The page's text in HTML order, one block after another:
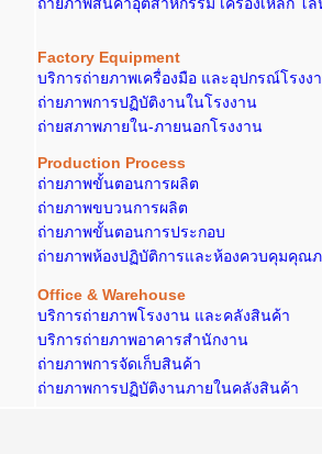
Factory Equipment
บริการถ่ายภาพเครื่องมือ และอุปกรณ์โรงง
ถ่ายภาพการปฏิบัติงานในโรงงาน
ถ่ายสภาพภายใน-ภายนอกโรงงาน
Production Process
ถ่ายภาพขั้นตอนการผลิต
ถ่ายภาพขบวนการผลิต
ถ่ายภาพขั้นตอนการประกอบ
ถ่ายภาพห้องปฏิบัติการและห้องควบคุมคุณ
Office & Warehouse
บริการถ่ายภาพโรงงาน และคลังสินค้า
บริการถ่ายภาพอาคารสำนักงาน
ถ่ายภาพการจัดเก็บสินค้า
ถ่ายภาพการปฏิบัติงานภายในคลังสินค้า